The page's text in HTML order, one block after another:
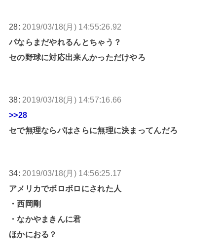
28: 2019/03/18(月) 14:55:26.92
パならまだやれるんとちゃう？
セの野球に対応出来んかっただけやろ
38: 2019/03/18(月) 14:57:16.66
>>28
セで無理ならパはさらに無理に決まってんだろ
34: 2019/03/18(月) 14:56:25.17
アメリカでボロボロにされた人
・西岡剛
・なかやまきんに君
ほかにおる？